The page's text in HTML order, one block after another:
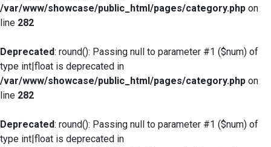
/var/www/showcase/public_html/pages/category.php on
line 282
Deprecated: round(): Passing null to parameter #1 ($num) of
type int|float is deprecated in
/var/www/showcase/public_html/pages/category.php on
line 282
Deprecated: round(): Passing null to parameter #1 ($num) of
type int|float is deprecated in